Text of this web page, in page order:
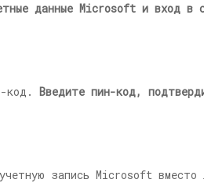
данные Microsoft и вход в
код. Введите пин-код,
запись Microsoft вместо